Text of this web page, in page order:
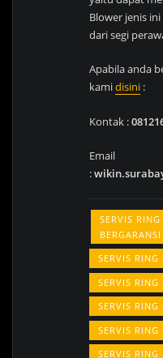
Blower jenis
dari segi
Apabila anda
kamidisini :
Kontak :
Email
:
SERVIS
BERGARANSI
SERVIS
SERVIS
SERVIS
SERVIS
SERVIS